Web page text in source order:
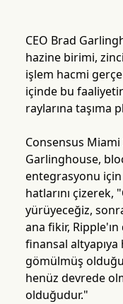
CEO Brad
hazine birimi,
işlem hacmi
içinde bu
raylarına taşıma
Consensus
Garlinghouse,
entegrasyonu
hatlarını çizerek,
yürüyeceğiz,
ana fikir,
finansal
gömülmüş
henüz devrede
olduğudur."